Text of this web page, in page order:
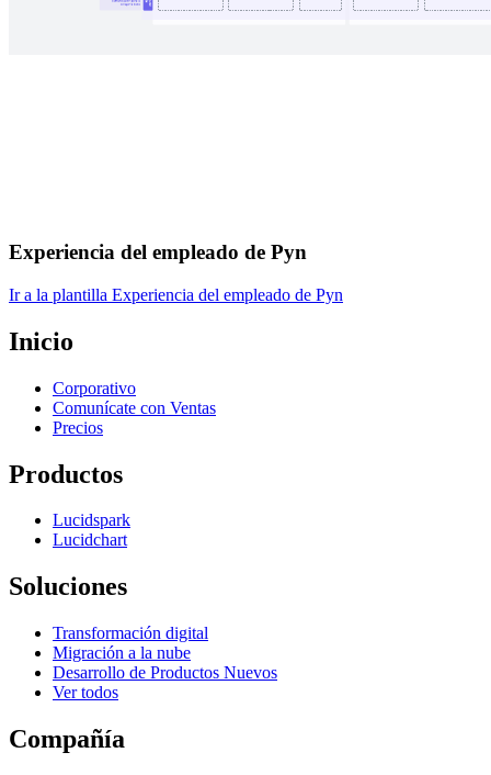
Experiencia del empleado de Pyn
Ir a la plantilla Experiencia del empleado de Pyn
Inicio
Corporativo
Comunícate con Ventas
Precios
Productos
Lucidspark
Lucidchart
Soluciones
Transformación digital
Migración a la nube
Desarrollo de Productos Nuevos
Ver todos
Compañía